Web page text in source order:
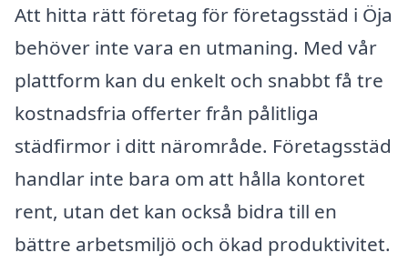
Att hitta rätt företag för företagsstäd i Öja
behöver inte vara en utmaning. Med vår
plattform kan du enkelt och snabbt få tre
kostnadsfria offerter från pålitliga
städfirmor i ditt närområde. Företagsstäd
handlar inte bara om att hålla kontoret
rent, utan det kan också bidra till en
bättre arbetsmiljö och ökad produktivitet.